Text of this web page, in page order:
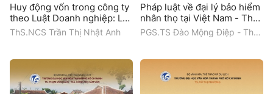
Huy động vốn trong công ty
theo Luật Doanh nghiệp: Lý
luận và thực tiễn
ThS.NCS Trần Thị Nhật Anh
Pháp luật về đại lý bảo hiểm
nhân thọ tại Việt Nam - Thực
trạng và hướng hoàn thiện
PGS.TS Đào Mộng Điệp - ThS.